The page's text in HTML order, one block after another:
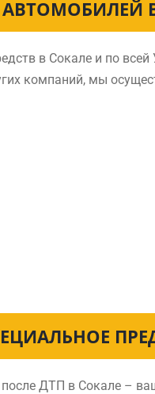
в Сокале и по
компаний, мы
ДТП в Сокале –